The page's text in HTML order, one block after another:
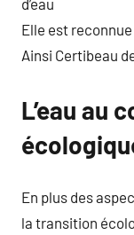
Elle est
Ainsi Certibeau
L’eau au
En plus des
la transition